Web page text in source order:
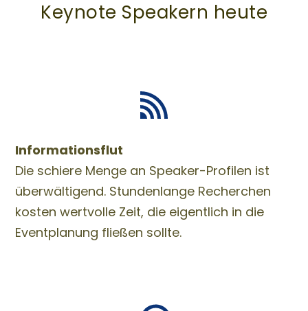
Keynote Speakern heute
Informationsflut
Die schiere Menge an Speaker-Profilen ist
überwältigend. Stundenlange Recherchen
kosten wertvolle Zeit, die eigentlich in die
Eventplanung fließen sollte.